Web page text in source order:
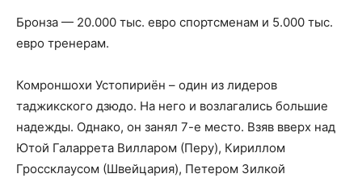
Бронза — 20.000 тыс. евро спортсменам и 5.000 тыс.
евро тренерам.
Комроншохи Устопириён – один из лидеров
таджикского дзюдо. На него и возлагались большие
надежды. Однако, он занял 7-е место. Взяв вверх над
Ютой Галаррета Вилларом (Перу), Кириллом
Гроссклаусом (Швейцария), Петером Зилкой